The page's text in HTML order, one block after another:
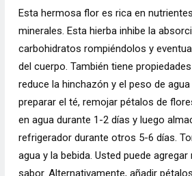
Esta hermosa flor es rica en
minerales. Esta hierba inhibe la
carbohidratos rompiéndolos y
del cuerpo. También tiene
reduce la hinchazón y el peso de
preparar el té, remojar pétalos de
en agua durante 1-2 días y luego
refrigerador durante otros 5-6 días.
agua y la bebida. Usted puede
sabor. Alternativamente, añadir